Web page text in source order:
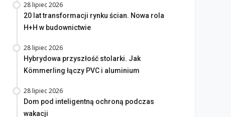
28 lipiec 2026
20 lat transformacji rynku ścian. Nowa rola
H+H w budownictwie
28 lipiec 2026
Hybrydowa przyszłość stolarki. Jak
Kömmerling łączy PVC i aluminium
28 lipiec 2026
Dom pod inteligentną ochroną podczas
wakacji